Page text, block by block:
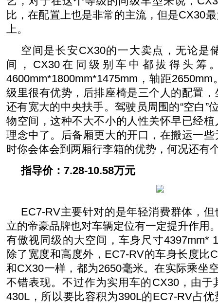
比，在配置上也是非常的主流，但是CX30
上。
空间是长安CX30的一大卖点，无论是
间，CX30在同级别车中都拔得头筹
4600mm*1800mm*1475mm，轴距
级里很有优势，后排座椅是三个人的配置
还有宽大的中央扶手。驾驶员周围的“空白”
物空间，这种不大不小的人性关怀早已经
理念中了。后备厢更大的开口，在搬运一
时你会体会到两厢行李箱的优势，何况还有
指导价：7.28-10.58万元
EC7-RV主要针对的是年轻消费群体，
立的帝豪品牌也对车辆定位有一定提升作用
有傲视同级的大空间，车身尺寸4397mm*
除了宽度和高度外，EC7-RV的车身长度比
和CX30一样，都为2650毫米。在实际乘坐
不错表现。不过作为实用车的CX30，由于
430L，所以要比容积为390L的EC7-RV占